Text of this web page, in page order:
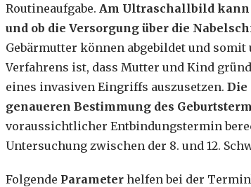
Routineaufgabe. Am Ultraschallbild kann
und ob die Versorgung über die
Gebärmutter können abgebildet und
Verfahrens ist, dass Mutter und Kind
eines invasiven Eingriffs auszusetzen. Die
genaueren Bestimmung des
voraussichtlicher Entbindungstermin
Untersuchung zwischen der 8. und 12.
Folgende Parameterhelfen bei der